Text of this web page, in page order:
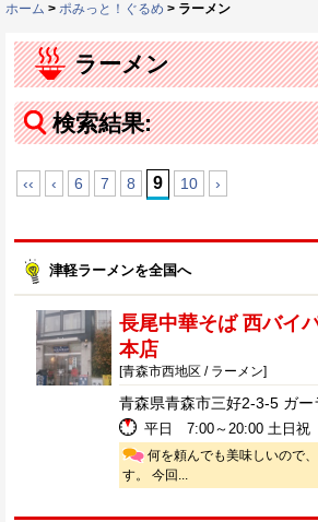
ホーム > ポみっと！ぐるめ > ラーメン
ラーメン
検索結果:
‹‹ ‹ 6 7 8 9 10 ›
津軽ラーメンを全国へ
長尾中華そば 西バイ
本店
[青森市西地区 / ラーメン]
青森県青森市三好2-3-5 ガー
平日 7:00～20:00 土日祝
何を頼んでも美味しいので
す。 今回...